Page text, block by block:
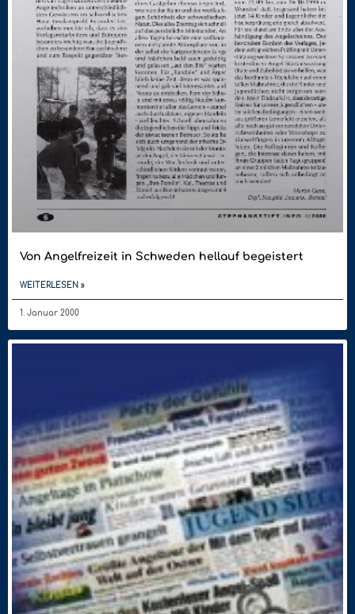
Von Angelfreizeit in Schweden hellauf begeistert
WEITERLESEN »
1. Januar 2000